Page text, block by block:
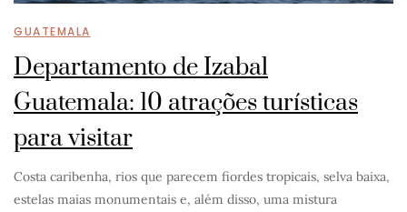
GUATEMALA
Departamento de Izabal
Guatemala: 10 atrações turísticas
para visitar
Costa caribenha, rios que parecem fiordes tropicais, selva baixa,
estelas maias monumentais e, além disso, uma mistura